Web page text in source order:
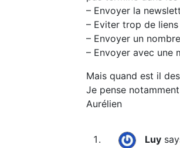
– Envoyer la
– Eviter trop de
– Envoyer un
– Envoyer avec une
Mais quand est il
Je pense
Aurélien
Luy